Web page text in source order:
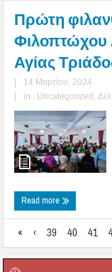
Πρώτη
Φιλοπτώχου
Αγίας
|
14 Μαρτίου, 2024
|
in : Uncategorized
Read more
« ‹ 39 40 41